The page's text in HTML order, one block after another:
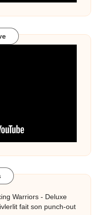
Warriors - Deluxe
fait son punch-out